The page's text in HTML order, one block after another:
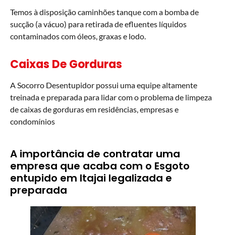
Temos à disposição caminhões tanque com a bomba de
sucção (a vácuo) para retirada de efluentes líquidos
contaminados com óleos, graxas e lodo.
Caixas De Gorduras
A Socorro Desentupidor possui uma equipe altamente
treinada e preparada para lidar com o problema de limpeza
de caixas de gorduras em residências, empresas e
condomínios
A importância de contratar uma
empresa que acaba com o Esgoto
entupido em Itajai legalizada e
preparada